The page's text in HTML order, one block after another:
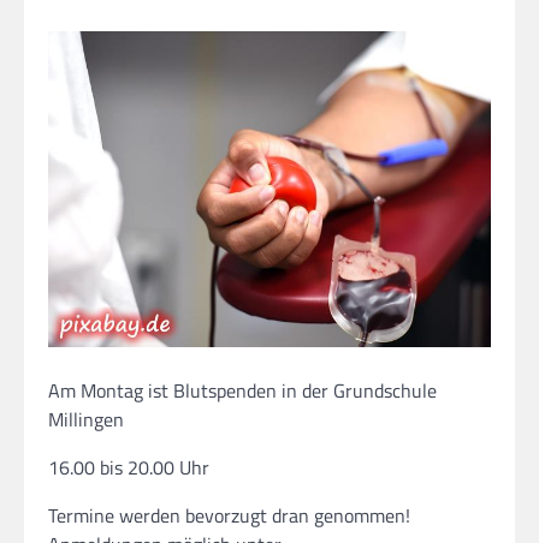
Am Montag ist Blutspenden in der Grundschule
Millingen
16.00 bis 20.00 Uhr
Termine werden bevorzugt dran genommen!